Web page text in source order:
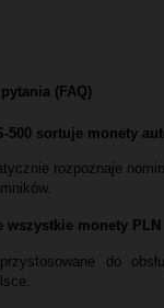
(FAQ)
500 sortuje monety
rozpoznaje
wszystkie monety PLN
do